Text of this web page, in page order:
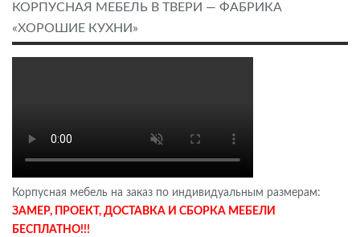
КОРПУСНАЯ МЕБЕЛЬ В ТВЕРИ — ФАБРИКА
«ХОРОШИЕ КУХНИ»
Корпусная мебель на заказ по индивидуальным размерам:
ЗАМЕР, ПРОЕКТ, ДОСТАВКА И СБОРКА МЕБЕЛИ
БЕСПЛАТНО!!!